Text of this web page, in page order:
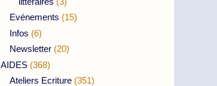
Evénements (15)
Infos (6)
Newsletter (20)
AIDES (368)
Ateliers Ecriture (351)